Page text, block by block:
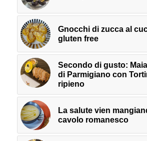
Gnocchi di zucca al
gluten free
Secondo di gusto:
di Parmigiano con
ripieno
La salute vien
cavolo romanesco